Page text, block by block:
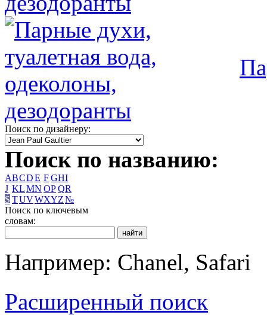
Поиск по дизайнеру:
Поиск по названию:
ABCDE FGHI
J KLMN OPQR
S TUVWXYZ№
Поиск по ключевым
словам:
Например: Chanel, Safari
Расширенный поиск